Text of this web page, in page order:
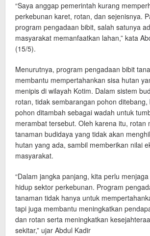
“Saya anggap pemerintah kurang
perkebunan karet, rotan, dan sejenisnya.
program pengadaan bibit, salah satunya
masyarakat memanfaatkan lahan,” kata
(15/5).
Menurutnya, program pengadaan bibit
membantu mempertahankan sisa hutan
menipis di wilayah Kotim. Dalam sistem
rotan, tidak sembarangan pohon ditebang,
pohon ditambah sebagai wadah untuk
merambat tersebut. Oleh karena itu, rotan
tanaman budidaya yang tidak akan
hutan yang ada, sambil memberikan nilai
masyarakat.
“Dalam jangka panjang, kita perlu
hidup sektor perkebunan. Program
tanaman tidak hanya untuk
tapi juga membantu meningkatkan
dan rotan serta meningkatkan
sekitar,” ujar Abdul Kadir